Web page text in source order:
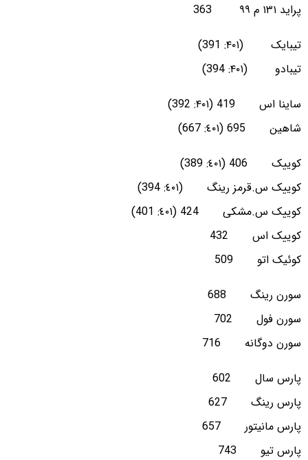
پراید ۱۳۱ م ۹۹ 363
تیبایک (۴۰۱: 391)
تیبادو (۴۰۱: 394)
ساینا اس 419 (۴۰۱: 392)
شاهین 695 (٤٠١: 667)
کوییک 406 (٤٠١: 389)
کوییک س.قرمز رینگ (٤٠١: 394)
کوییک س.مشکی 424 (٤٠١: 401)
کوییک اس 432
کوئیک اتو 509
سورن رینگ 688
سورن فول 702
سورن دوگانه 716
پارس سال 602
پارس رینگ 627
پارس مانیتور 657
پارس تیو 743